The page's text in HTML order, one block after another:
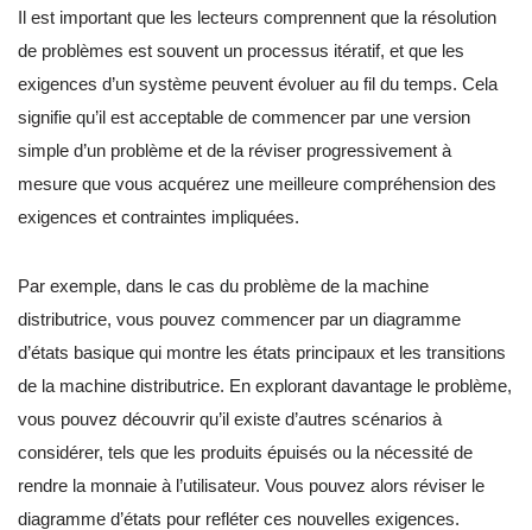
Il est important que les lecteurs comprennent que la résolution
de problèmes est souvent un processus itératif, et que les
exigences d’un système peuvent évoluer au fil du temps. Cela
signifie qu’il est acceptable de commencer par une version
simple d’un problème et de la réviser progressivement à
mesure que vous acquérez une meilleure compréhension des
exigences et contraintes impliquées.
Par exemple, dans le cas du problème de la machine
distributrice, vous pouvez commencer par un diagramme
d’états basique qui montre les états principaux et les transitions
de la machine distributrice. En explorant davantage le problème,
vous pouvez découvrir qu’il existe d’autres scénarios à
considérer, tels que les produits épuisés ou la nécessité de
rendre la monnaie à l’utilisateur. Vous pouvez alors réviser le
diagramme d’états pour refléter ces nouvelles exigences.